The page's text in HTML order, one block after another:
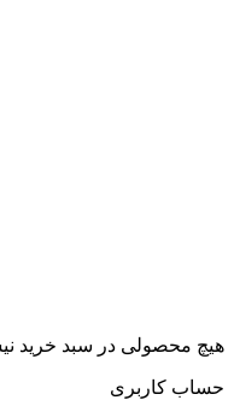
هیچ محصولی در سبد خرید
حساب کاربری